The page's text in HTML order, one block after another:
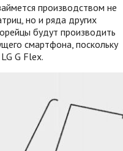
производством не
но и ряда других
будут производить
смартфона, поскольку
G Flex.